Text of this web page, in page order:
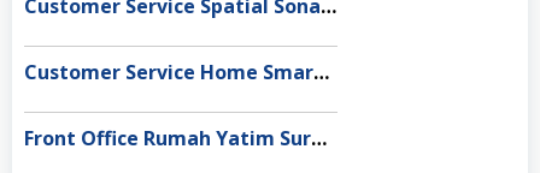
Customer Service Spatial Sonata Tangerang Selatan
Customer Service Home Smart Medan
Front Office Rumah Yatim Surabaya